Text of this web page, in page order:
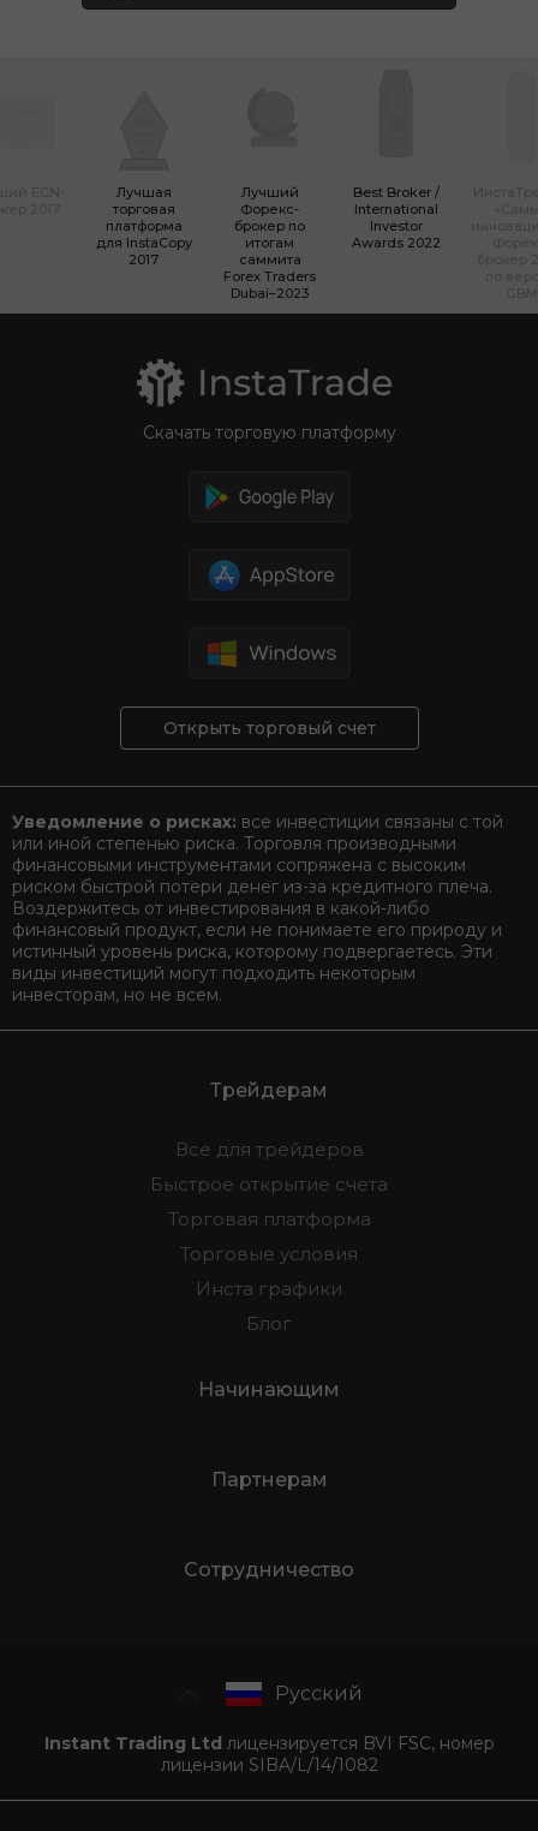
Лучшая
торговая
платформа
для InstaCopy
2017
Лучший
Форекс-
брокер по
итогам
саммита
Forex Traders
Dubai–2023
Best Broker /
International
Investor
Awards 2022
Скачать торговую платформу
Открыть торговый счет
Уведомление о рисках: все инвестиции связаны с той
или иной степенью риска. Торговля производными
финансовыми инструментами сопряжена с высоким
риском быстрой потери денег из-за кредитного плеча.
Воздержитесь от инвестирования в какой-либо
финансовый продукт, если не понимаете его природу и
истинный уровень риска, которому подвергаетесь. Эти
виды инвестиций могут подходить некоторым
инвесторам, но не всем.
Трейдерам
Все для трейдеров
Быстрое открытие счета
Торговая платформа
Торговые условия
Инста графики
Блог
Начинающим
Партнерам
Сотрудничество
Русский
Instant Trading Ltd лицензируется BVI FSC, номер
лицензии SIBA/L/14/1082